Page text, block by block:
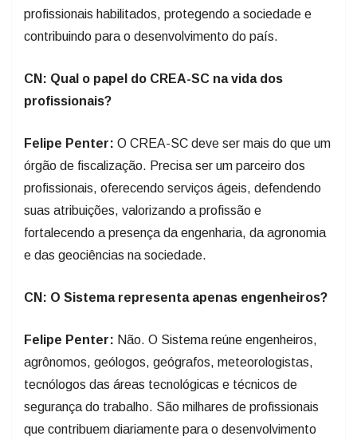
profissionais habilitados, protegendo a sociedade e
contribuindo para o desenvolvimento do país.
CN: Qual o papel do CREA-SC na vida dos
profissionais?
Felipe Penter: O CREA-SC deve ser mais do que um
órgão de fiscalização. Precisa ser um parceiro dos
profissionais, oferecendo serviços ágeis, defendendo
suas atribuições, valorizando a profissão e
fortalecendo a presença da engenharia, da agronomia
e das geociências na sociedade.
CN: O Sistema representa apenas engenheiros?
Felipe Penter: Não. O Sistema reúne engenheiros,
agrônomos, geólogos, geógrafos, meteorologistas,
tecnólogos das áreas tecnológicas e técnicos de
segurança do trabalho. São milhares de profissionais
que contribuem diariamente para o desenvolvimento